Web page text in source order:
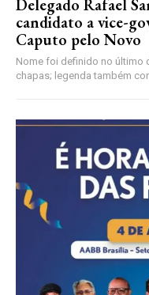
Delegado Rafael
candidato a vice-
Caputo pelo Novo
Nome foi definido no último
chapas; legenda também